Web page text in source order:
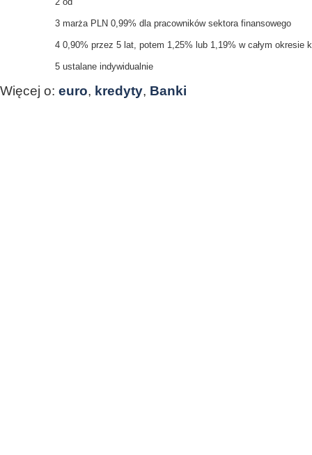
3marża PLN 0,99% dla pracowników sektora finansowego
40,90% przez 5 lat, potem 1,25% lub 1,19% w całym okresie
5ustalane indywidualnie
Więcej o: euro, kredyty, Banki